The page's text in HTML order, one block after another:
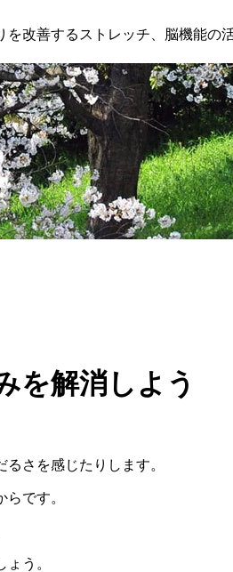
改善するストレッチ、脳機能
を解消しよう
さを感じたりします。
です。
う。